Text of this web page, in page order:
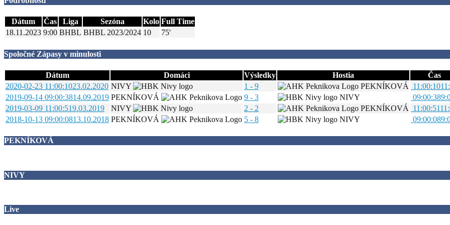
Dátum Čas Liga Sezóna Kolo Full Time
18.11.2023 9:00 BHBL BHBL 2023/2024 10 75'
Spoločné Zápasy v minulosti
Dátum Domáci Výsledky Hostia
Čas
2020-02-23 11:00:1023.02.2020 NIVY 1 - 9 PEKNÍKOVÁ 11:00:10
2019-09-14 09:00:3814.09.2019 PEKNÍKOVÁ 9 - 3 NIVY 09:00:38
2019-03-09 11:00:519.03.2019 NIVY 2 - 2 PEKNÍKOVÁ 11:00:51
2018-10-13 09:00:0813.10.2018 PEKNÍKOVÁ 5 - 8 NIVY 09:00:08
PEKNÍKOVÁ
NIVY
Live